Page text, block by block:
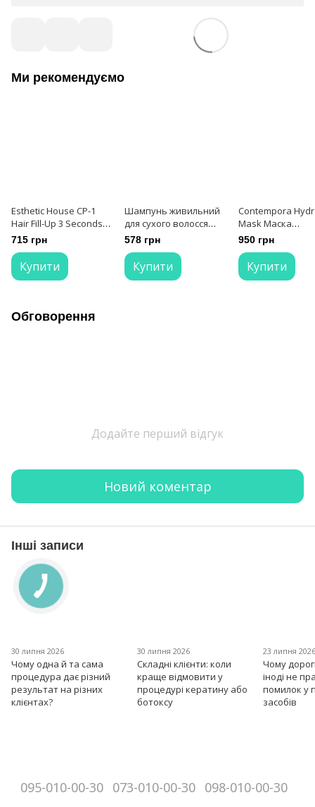
Ми рекомендуємо
Esthetic House CP-1
Hair Fill-Up 3 Seconds
Shampoo Шампунь
відновлюючий для
гладкості волосся 500
мл
715 грн
Купити
Шампунь живильний
для сухого волосся
Insight Dry Hair
Nourishing Shampoo
400 мл
578 грн
Купити
Contempora
Mask Маска
зволожуюча з
обліпихи і
1000 мл
950 грн
Купити
Обговорення
Додайте перший відгук
Новий коментар
Інші записи
30 липня 2026
Чому одна й та сама
процедура дає різний
результат на різних
клієнтах?
30 липня 2026
Складні клієнти: коли
краще відмовити у
процедурі кератину або
ботоксу
23 липня
Чому
іноді не
помилок у
засобів
095-010-00-30 073-010-00-30 098-010-00-30